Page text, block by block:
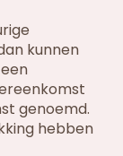
kunnen
genoemd.
hebben